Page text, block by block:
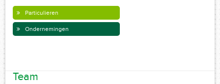
Particulieren
Ondernemingen
Team